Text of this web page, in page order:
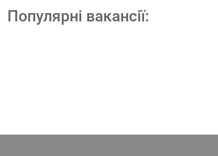
Популярні вакансії: